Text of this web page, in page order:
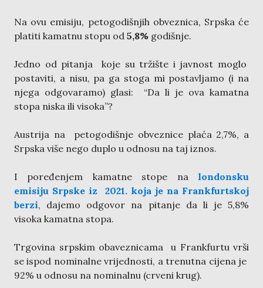
Na ovu emisiju, petogodišnjih obveznica, Srpska će
platiti kamatnu stopu od 5,8% godišnje.
Jedno od pitanja koje su tržište i javnost moglo
postaviti, a nisu, pa ga stoga mi postavljamo (i na
njega odgovaramo) glasi: “Da li je ova kamatna
stopa niska ili visoka”?
Austrija na petogodišnje obveznice plaća 2,7%, a
Srpska više nego duplo u odnosu na taj iznos.
I poređenjem kamatne stope na londonsku
emisiju Srpske iz 2021. koja je na Frankfurtskoj
berzi, dajemo odgovor na pitanje da li je 5,8%
visoka kamatna stopa.
Trgovina srpskim obaveznicama u Frankfurtu vrši
se ispod nominalne vrijednosti, a trenutna cijena je
92% u odnosu na nominalnu (crveni krug).